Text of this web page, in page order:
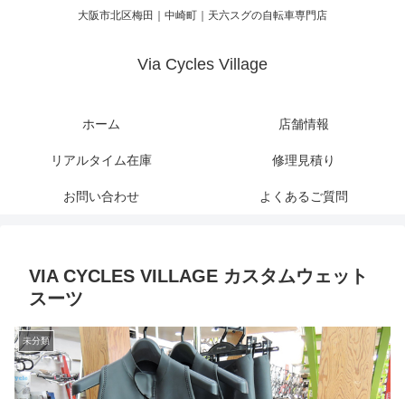
大阪市北区梅田｜中崎町｜天六スグの自転車専門店
Via Cycles Village
ホーム 店舗情報
リアルタイム在庫 修理見積り
お問い合わせ よくあるご質問
VIA CYCLES VILLAGE カスタムウェット
スーツ
未分類